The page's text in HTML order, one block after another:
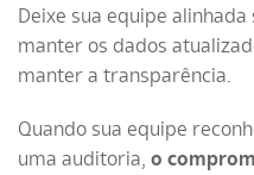
Deixe sua equipe
manter os dados
manter a transparência.
Quando sua equipe
uma auditoria, o